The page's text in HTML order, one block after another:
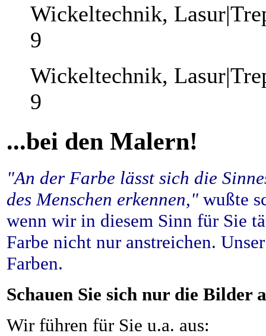
Wickeltechnik,
9
Wickeltechnik,
9
...bei den Malern!
"An der Farbe lässt sich die
des Menschen erkennen," wußte
wenn wir in diesem Sinn für Sie
Farbe nicht nur anstreichen.
Farben.
Schauen Sie sich nur die Bilder
Wir führen für Sie u.a. aus: